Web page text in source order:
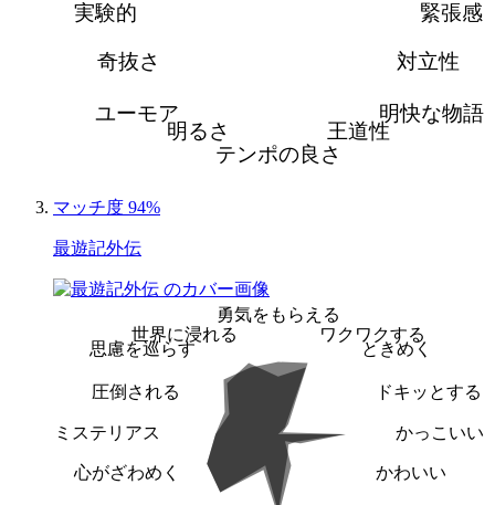
緊張感
対立性
明快な物語
王道性
テンポの良さ
明るさ
ユーモア
奇抜さ
実験的
マッチ度 94%
最遊記外伝
勇気をもらえる
ワクワクする
ときめく
ドキッとする
かっこいい
かわいい
心がざわめく
ミステリアス
圧倒される
思慮を巡らす
世界に浸れる